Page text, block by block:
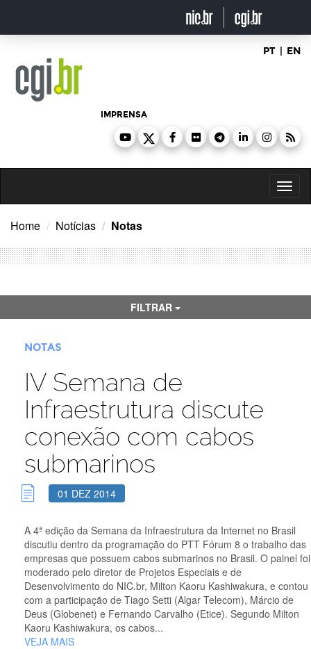
o
PT | EN
IMPRENSA
Home Notícias Notas
FILTRAR
NOTAS
IV Semana de
Infraestrutura discute
conexão com cabos
submarinos
01 DEZ 2014
A 4ª edição da Semana da Infraestrutura da Internet no Brasil
discutiu dentro da programação do PTT Fórum 8 o trabalho das
empresas que possuem cabos submarinos no Brasil. O painel foi
moderado pelo diretor de Projetos Especiais e de
Desenvolvimento do NIC.br, Milton Kaoru Kashiwakura, e contou
com a participação de Tiago Setti (Algar Telecom), Márcio de
Deus (Globenet) e Fernando Carvalho (Etice). Segundo Milton
Kaoru Kashiwakura, os cabos...
VEJA MAIS